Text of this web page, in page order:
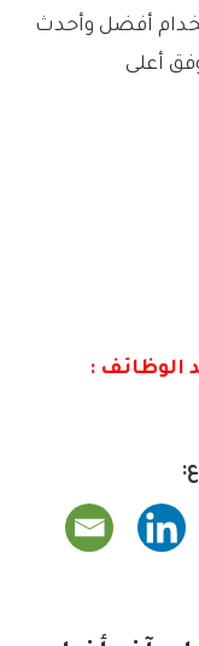
أفضل وأحدث
أعلى
الوظائف :